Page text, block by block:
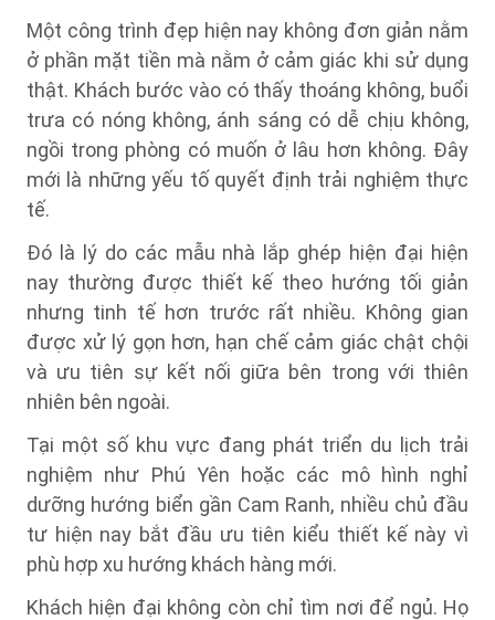
Một công trình đẹp hiện nay không đơn giản nằm
ở phần mặt tiền mà nằm ở cảm giác khi sử dụng
thật. Khách bước vào có thấy thoáng không, buổi
trưa có nóng không, ánh sáng có dễ chịu không,
ngồi trong phòng có muốn ở lâu hơn không. Đây
mới là những yếu tố quyết định trải nghiệm thực
tế.
Đó là lý do các mẫu nhà lắp ghép hiện đại hiện
nay thường được thiết kế theo hướng tối giản
nhưng tinh tế hơn trước rất nhiều. Không gian
được xử lý gọn hơn, hạn chế cảm giác chật chội
và ưu tiên sự kết nối giữa bên trong với thiên
nhiên bên ngoài.
Tại một số khu vực đang phát triển du lịch trải
nghiệm như Phú Yên hoặc các mô hình nghỉ
dưỡng hướng biển gần Cam Ranh, nhiều chủ đầu
tư hiện nay bắt đầu ưu tiên kiểu thiết kế này vì
phù hợp xu hướng khách hàng mới.
Khách hiện đại không còn chỉ tìm nơi để ngủ. Họ